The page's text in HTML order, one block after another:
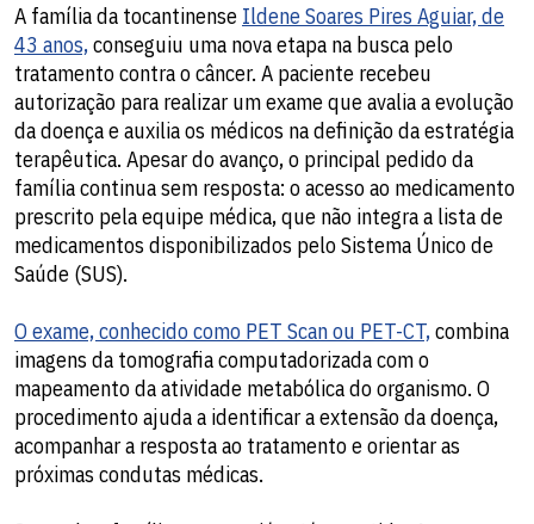
A família da tocantinense Ildene Soares Pires Aguiar, de
43 anos,conseguiu uma nova etapa na busca pelo
tratamento contra o câncer. A paciente recebeu
autorização para realizar um exame que avalia a evolução
da doença e auxilia os médicos na definição da estratégia
terapêutica. Apesar do avanço, o principal pedido da
família continua sem resposta: o acesso ao medicamento
prescrito pela equipe médica, que não integra a lista de
medicamentos disponibilizados pelo Sistema Único de
Saúde (SUS).
O exame, conhecido como PET Scan ou PET-CT,combina
imagens da tomografia computadorizada com o
mapeamento da atividade metabólica do organismo. O
procedimento ajuda a identificar a extensão da doença,
acompanhar a resposta ao tratamento e orientar as
próximas condutas médicas.